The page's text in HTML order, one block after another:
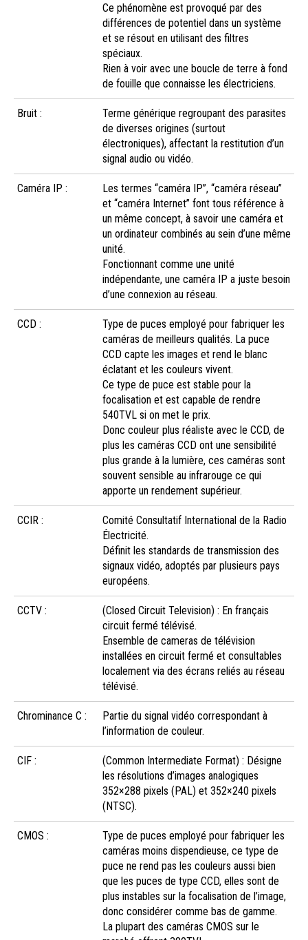
Ce phénomène est provoqué par des
différences de potentiel dans un système
et se résout en utilisant des filtres
spéciaux.
Rien à voir avec une boucle de terre à fond
de fouille que connaisse les électriciens.
Bruit :
Terme générique regroupant des parasites
de diverses origines (surtout
électroniques), affectant la restitution d’un
signal audio ou vidéo.
Caméra IP :
Les termes “caméra IP”, “caméra réseau”
et “caméra Internet” font tous référence à
un même concept, à savoir une caméra et
un ordinateur combinés au sein d’une même
unité.
Fonctionnant comme une unité
indépendante, une caméra IP a juste besoin
d’une connexion au réseau.
CCD :
Type de puces employé pour fabriquer les
caméras de meilleurs qualités. La puce
CCD capte les images et rend le blanc
éclatant et les couleurs vivent.
Ce type de puce est stable pour la
focalisation et est capable de rendre
540TVL si on met le prix.
Donc couleur plus réaliste avec le CCD, de
plus les caméras CCD ont une sensibilité
plus grande à la lumière, ces caméras sont
souvent sensible au infrarouge ce qui
apporte un rendement supérieur.
CCIR :
Comité Consultatif International de la Radio
Électricité.
Définit les standards de transmission des
signaux vidéo, adoptés par plusieurs pays
européens.
CCTV :
(Closed Circuit Television) : En français
circuit fermé télévisé.
Ensemble de cameras de télévision
installées en circuit fermé et consultables
localement via des écrans reliés au réseau
télévisé.
Chrominance C :
Partie du signal vidéo correspondant à
l’information de couleur.
CIF :
(Common Intermediate Format) : Désigne
les résolutions d’images analogiques
352×288 pixels (PAL) et 352×240 pixels
(NTSC).
CMOS :
Type de puces employé pour fabriquer les
caméras moins dispendieuse, ce type de
puce ne rend pas les couleurs aussi bien
que les puces de type CCD, elles sont de
plus instables sur la focalisation de l’image,
donc considérer comme bas de gamme.
La plupart des caméras CMOS sur le